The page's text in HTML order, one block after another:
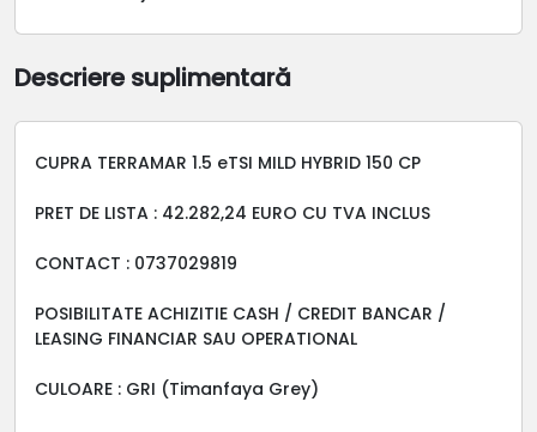
Descriere suplimentară
CUPRA TERRAMAR 1.5 eTSI MILD HYBRID 150 CP
PRET DE LISTA : 42.282,24 EURO CU TVA INCLUS
CONTACT : 0737029819
POSIBILITATE ACHIZITIE CASH / CREDIT BANCAR /
LEASING FINANCIAR SAU OPERATIONAL
CULOARE : GRI (Timanfaya Grey)